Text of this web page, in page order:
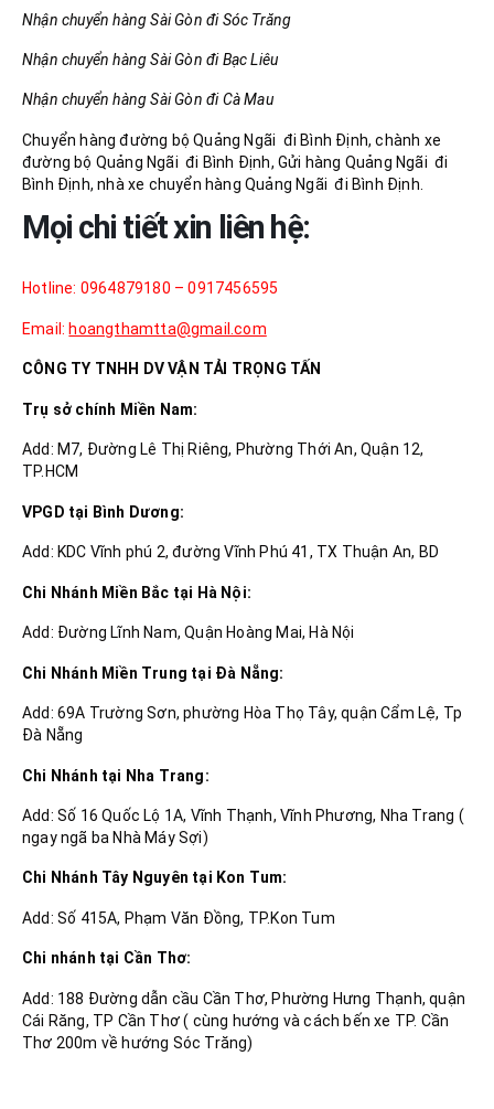
Nhận chuyển hàng Sài Gòn đi Sóc Trăng
Nhận chuyển hàng Sài Gòn đi Bạc Liêu
Nhận chuyển hàng Sài Gòn đi Cà Mau
Chuyển hàng đường bộ Quảng Ngãi đi Bình Định, chành xe
đường bộ Quảng Ngãi đi Bình Định, Gửi hàng Quảng Ngãi đi
Bình Định, nhà xe chuyển hàng Quảng Ngãi đi Bình Định.
Mọi chi tiết xin liên hệ:
Hotline: 0964879180 – 0917456595
Email: hoangthamtta@gmail.com
CÔNG TY TNHH DV VẬN TẢI TRỌNG TẤN
Trụ sở chính Miền Nam:
Add: M7, Đường Lê Thị Riêng, Phường Thới An, Quận 12,
TP.HCM
VPGD tại Bình Dương:
Add: KDC Vĩnh phú 2, đường Vĩnh Phú 41, TX Thuận An, BD
Chi Nhánh Miền Bắc tại Hà Nội:
Add: Đường Lĩnh Nam, Quận Hoàng Mai, Hà Nội
Chi Nhánh Miền Trung tại Đà Nẵng:
Add: 69A Trường Sơn, phường Hòa Thọ Tây, quận Cẩm Lệ, Tp
Đà Nẵng
Chi Nhánh tại Nha Trang:
Add: Số 16 Quốc Lộ 1A, Vĩnh Thạnh, Vĩnh Phương, Nha Trang (
ngay ngã ba Nhà Máy Sợi)
Chi Nhánh Tây Nguyên tại Kon Tum:
Add: Số 415A, Phạm Văn Đồng, TP.Kon Tum
Chi nhánh tại Cần Thơ:
Add: 188 Đường dẫn cầu Cần Thơ, Phường Hưng Thạnh, quận
Cái Răng, TP Cần Thơ ( cùng hướng và cách bến xe TP. Cần
Thơ 200m về hướng Sóc Trăng)